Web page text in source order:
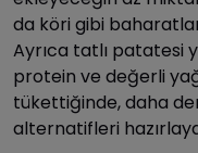
da köri gibi
Ayrıca tatlı patatesi
protein ve değerli
tükettiğinde, daha
alternatifleri